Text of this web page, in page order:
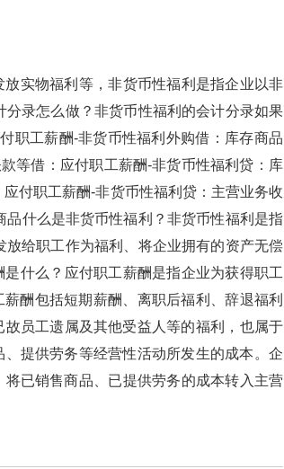
放实物福利等，非货币性福利是指企业以非
录怎么做？非货币性福利的会计分录如果
应付职工薪酬-非货币性福利外购借：库存商品
：应付职工薪酬-非货币性福利贷：库
付职工薪酬-非货币性福利贷：主营业务收
品什么是非货币性福利？非货币性福利是指
职工作为福利、将企业拥有的资产无偿
什么？应付职工薪酬是指企业为获得职工
包括短期薪酬、离职后福利、辞退福利
已故员工遗属及其他受益人等的福利，也属于
、提供劳务等经营性活动所发生的成本。企
将已销售商品、已提供劳务的成本转入主营